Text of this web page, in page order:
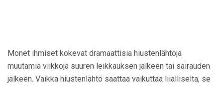
Monet ihmiset kokevat dramaattisia hiustenlähtöjä
muutamia viikkoja suuren leikkauksen jälkeen tai sairauden
jälkeen. Vaikka hiustenlähtö saattaa vaikuttaa liialliselta, se